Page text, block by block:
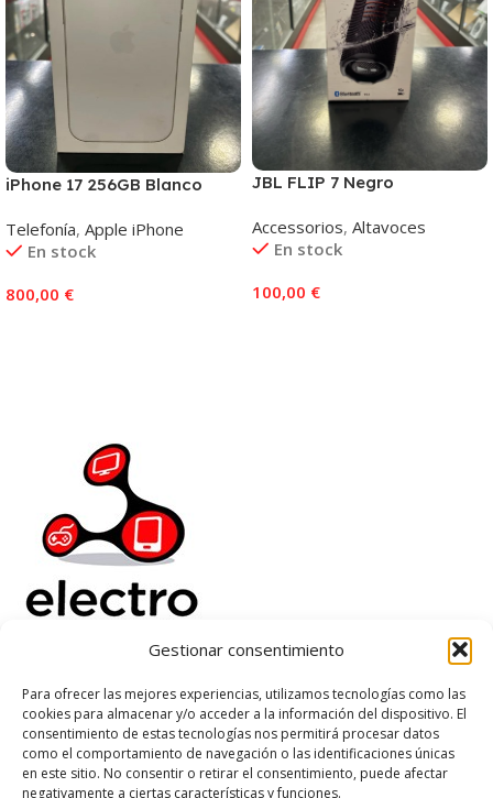
Gestionar consentimiento
Para ofrecer las mejores experiencias, utilizamos tecnologías como las
cookies para almacenar y/o acceder a la información del dispositivo. El
consentimiento de estas tecnologías nos permitirá procesar datos
como el comportamiento de navegación o las identificaciones únicas
en este sitio. No consentir o retirar el consentimiento, puede afectar
negativamente a ciertas características y funciones.
iPhone 17 256GB Blanco
Telefonía, Apple iPhone
En stock
800,00 €
JBL FLIP 7 Negro
Accessorios, Altavoces
En stock
100,00 €
Electrorenover
Ayuda
Legal
Suscribete